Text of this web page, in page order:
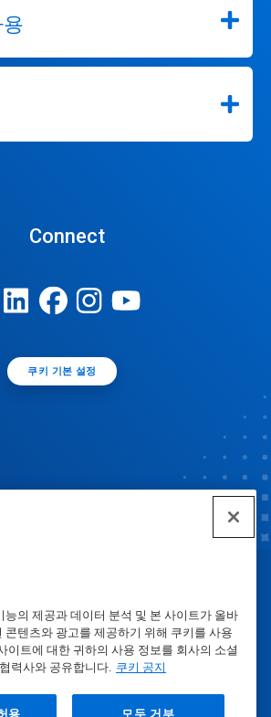
능의 제공과 데이터 분석 및 본 사이트가 올바
콘텐츠와 광고를 제공하기 위해 쿠키를 사용
이트에 대한 귀하의 사용 정보를 회사의 소셜
력사와 공유합니다. 쿠키 공지
용 모두 거부
Connect
쿠키 기본 설정
표| 개인정보보호방침|이용약관